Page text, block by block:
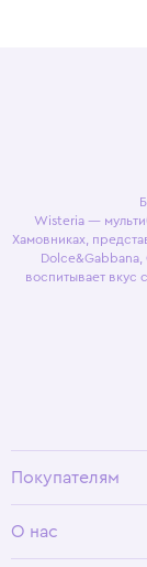
Wisteria —
Хамовниках,
Dolce&Gabbana,
воспитывает вкус
Покупателям
Условия возврата
О нас